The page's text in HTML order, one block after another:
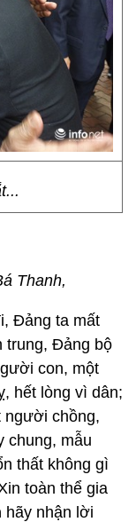
Thanh,
Đảng ta mất
trung, Đảng bộ
con, một
hết lòng vì dân;
người chồng,
chung, mẫu
thất không gì
toàn thể gia
hãy nhận lời